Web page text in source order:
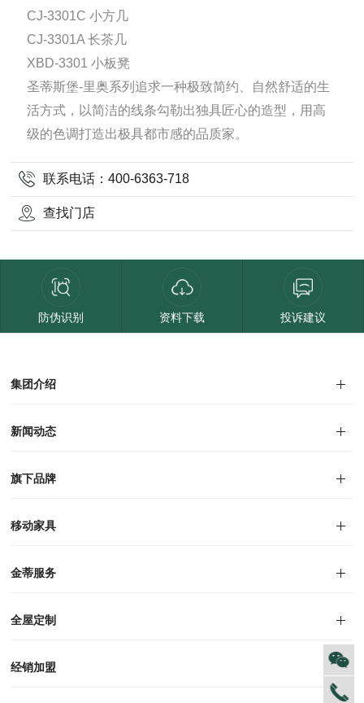
CJ-3301C 小方几
CJ-3301A 长茶几
XBD-3301 小板凳
圣蒂斯堡-里奥系列追求一种极致简约、自然舒适的生
活方式，以简洁的线条勾勒出独具匠心的造型，用高
级的色调打造出极具都市感的品质家。
联系电话：400-6363-718
查找门店
防伪识别 资料下载 投诉建议
集团介绍
集团介绍
企业文化
人才招聘
商学院
VR全景展厅
董事长介绍
新闻动态
对外公告
家居资讯
旗下品牌
品牌文化
荣誉资质
产品专利
电子画册
移动家具
迪尚
西瑞
洛斯
里奥
洛卡
美舍
新古典
纯美
金蒂服务
售后服务
防伪识别
投诉建议
全屋定制
风格定制
空间定制
户型案例
材质展示
预约量尺
经销加盟